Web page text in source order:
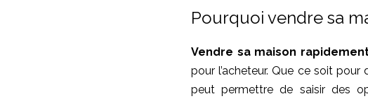
Pourquoi vendre sa
Vendre sa maison
pour l’acheteur. Que ce soit
peut permettre de saisir des